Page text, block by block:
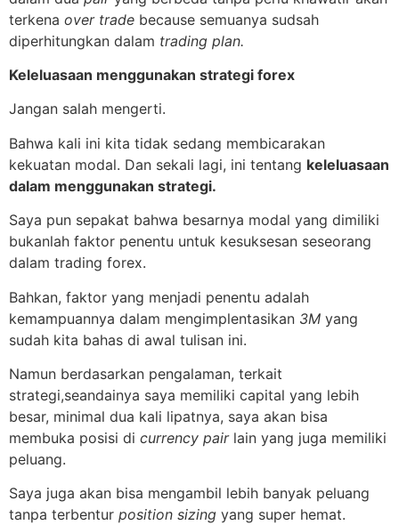
terkena over trade because semuanya sudsah
diperhitungkan dalam trading plan.
Keleluasaan menggunakan strategi forex
Jangan salah mengerti.
Bahwa kali ini kita tidak sedang membicarakan
kekuatan modal. Dan sekali lagi, ini tentang keleluasaan
dalam menggunakan strategi.
Saya pun sepakat bahwa besarnya modal yang dimiliki
bukanlah faktor penentu untuk kesuksesan seseorang
dalam trading forex.
Bahkan, faktor yang menjadi penentu adalah
kemampuannya dalam mengimplentasikan 3M yang
sudah kita bahas di awal tulisan ini.
Namun berdasarkan pengalaman, terkait
strategi,seandainya saya memiliki capital yang lebih
besar, minimal dua kali lipatnya, saya akan bisa
membuka posisi di currency pair lain yang juga memiliki
peluang.
Saya juga akan bisa mengambil lebih banyak peluang
tanpa terbentur position sizing yang super hemat.